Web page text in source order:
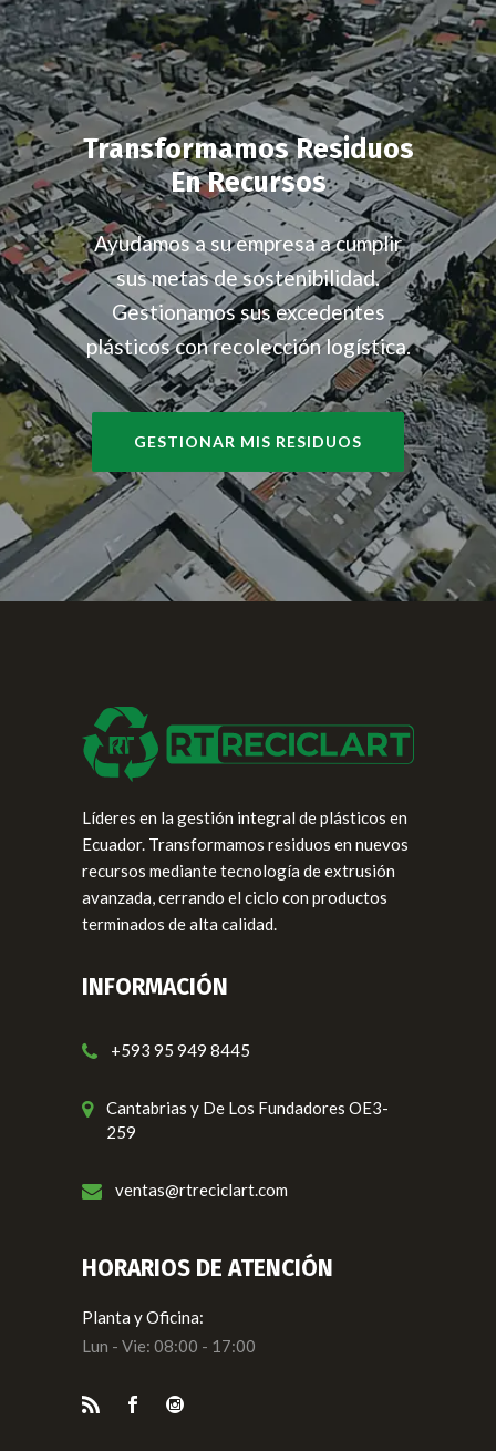
Transformamos Residuos
En Recursos
Ayudamos a su empresa a cumplir
sus metas de sostenibilidad.
Gestionamos sus excedentes
plásticos con recolección logística.
GESTIONAR MIS RESIDUOS
Líderes en la gestión integral de plásticos en
Ecuador. Transformamos residuos en nuevos
recursos mediante tecnología de extrusión
avanzada, cerrando el ciclo con productos
terminados de alta calidad.
INFORMACIÓN
+593 95 949 8445
Cantabrias y De Los Fundadores OE3-
259
ventas@rtreciclart.com
HORARIOS DE ATENCIÓN
Planta y Oficina:
Lun - Vie: 08:00 - 17:00